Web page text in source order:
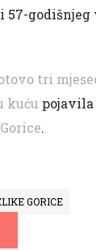
57-
tri
kuću
.
GORICE